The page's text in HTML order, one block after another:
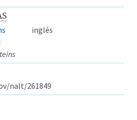
inglés
nalt/261849